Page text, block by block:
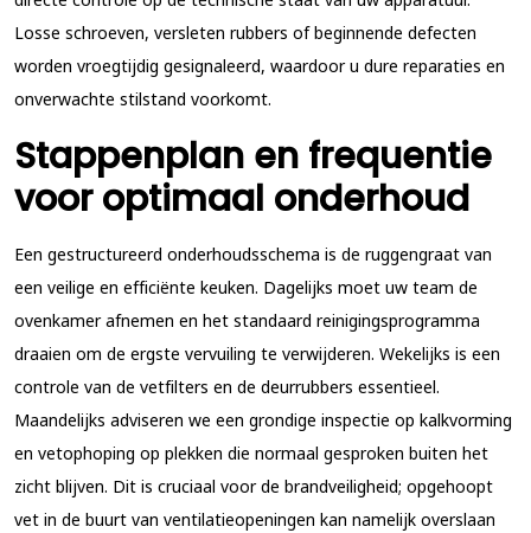
Losse schroeven, versleten rubbers of beginnende defecten
worden vroegtijdig gesignaleerd, waardoor u dure reparaties en
onverwachte stilstand voorkomt.
Stappenplan en frequentie
voor optimaal onderhoud
Een gestructureerd onderhoudsschema is de ruggengraat van
een veilige en efficiënte keuken. Dagelijks moet uw team de
ovenkamer afnemen en het standaard reinigingsprogramma
draaien om de ergste vervuiling te verwijderen. Wekelijks is een
controle van de vetfilters en de deurrubbers essentieel.
Maandelijks adviseren we een grondige inspectie op kalkvorming
en vetophoping op plekken die normaal gesproken buiten het
zicht blijven. Dit is cruciaal voor de brandveiligheid; opgehoopt
vet in de buurt van ventilatieopeningen kan namelijk overslaan